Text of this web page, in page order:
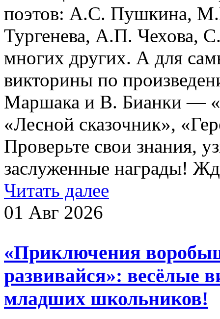
поэтов: А.С. Пушкина,
Тургенева, А.П. Чехова,
многих других. А для
викторины по
Маршака и В. Бианки —
«Лесной сказочник»,
Проверьте свои знания,
заслуженные награды!
Читать далее
01 Авг 2026
«Приключения
развивайся»: весёлые
младших школьников!